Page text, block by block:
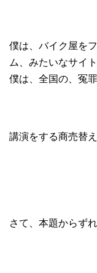
僕は、バイク屋を
ム、みたいなサイ
僕は、全国の、冤
講演をする商売替
さて、本題からず